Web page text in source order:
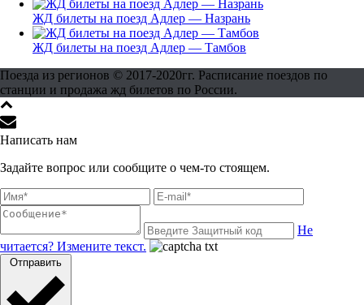
ЖД билеты на поезд Адлер — Назрань
ЖД билеты на поезд Адлер — Тамбов
Поезда из регионов © 2017-2020гг. Расписание поездов по
станции и продажа жд билетов по России.
Написать нам
Задайте вопрос или сообщите о чем-то стоящем.
Не
читается? Измените текст.
Отправить